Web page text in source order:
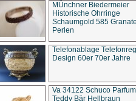
MÜnchner Biedermeier
Historische Ohrringe
Schaumgold 585
Perlen
Telefonablage
Design 60er 70er Jahre
Va 34122 Schuco
Teddy Bär Hellbraun